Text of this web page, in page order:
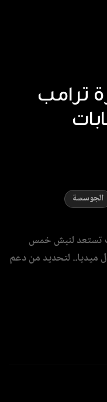
ترامب
الجوسسة
تستعد لنبش خمس
ميديا.. لتحديد من دعم